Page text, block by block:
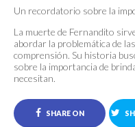
Un recordatorio sobre la
La muerte de Fernandito
abordar la problemática de
comprensión. Su historia
sobre la importancia de
necesitan.
SHARE ON